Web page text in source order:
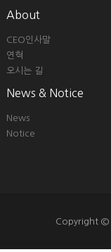
About
CEO인사말
연혁
오시는 길
News & Notice
News
Notice
Copyright ©